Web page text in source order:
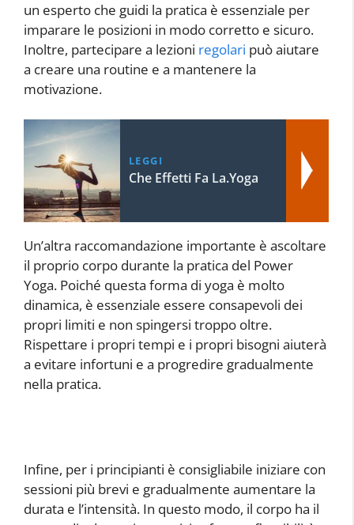
un esperto che guidi la pratica è essenziale per
imparare le posizioni in modo corretto e sicuro.
Inoltre, partecipare a lezioni regolari può aiutare
a creare una routine e a mantenere la
motivazione.
LEGGI
Che Effetti Fa La.Yoga
Un’altra raccomandazione importante è ascoltare
il proprio corpo durante la pratica del Power
Yoga. Poiché questa forma di yoga è molto
dinamica, è essenziale essere consapevoli dei
propri limiti e non spingersi troppo oltre.
Rispettare i propri tempi e i propri bisogni aiuterà
a evitare infortuni e a progredire gradualmente
nella pratica.
Infine, per i principianti è consigliabile iniziare con
sessioni più brevi e gradualmente aumentare la
durata e l’intensità. In questo modo, il corpo ha il